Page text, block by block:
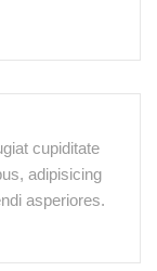
cupiditate
adipisicing
asperiores.